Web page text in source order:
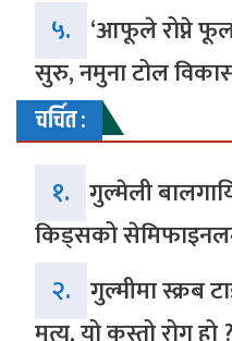
५. ‘आफूले रोप्ने
सुरु, नमुना टोल
चर्चित :
१. गुल्मेली
किड्सको
२. गुल्मीमा स्क्रब